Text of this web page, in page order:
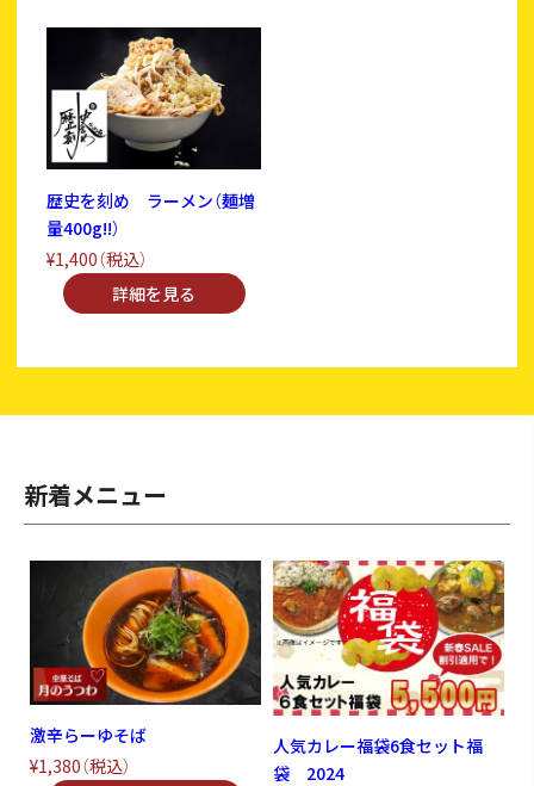
歴史を刻め ラーメン（麺増
量400g!!）
¥1,400（税込）
新着メニュー
激辛らーゆそば
¥1,380（税込）
人気カレー福袋6食セット福
袋 2024